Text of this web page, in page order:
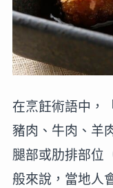
在烹飪術語中，
豬肉、牛肉、羊
腿部或肋排部位
般來說，當地人